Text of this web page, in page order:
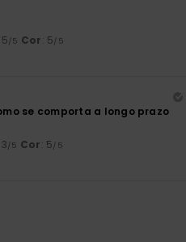
/5 Cor: 5 /5
se comporta a longo prazo
/5 Cor: 5 /5